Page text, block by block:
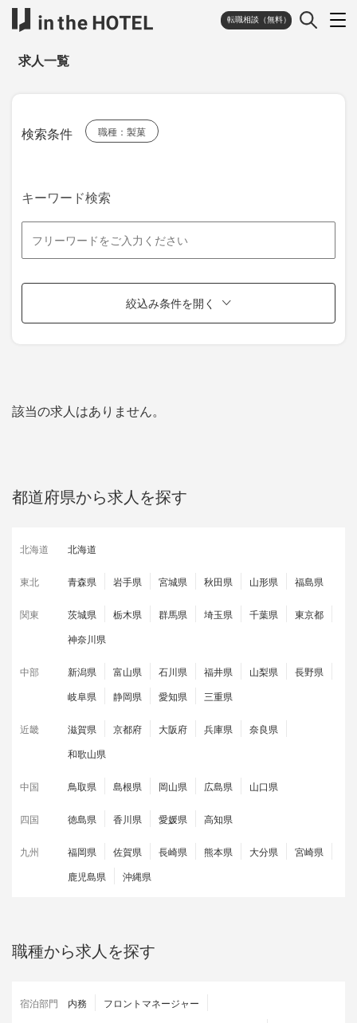
転職相談（無料）
求人一覧
検索条件 職種：製菓
キーワード検索
絞込み条件を開く
該当の求人はありません。
都道府県から求人を探す
北海道 北海道
東北 青森県 岩手県 宮城県 秋田県 山形県 福島県
関東 茨城県 栃木県 群馬県 埼玉県 千葉県
東京都
神奈川県
中部 新潟県 富山県 石川県 福井県 山梨県
長野県
岐阜県
静岡県 愛知県 三重県
近畿 滋賀県 京都府 大阪府 兵庫県
奈良県
和歌山県
中国 鳥取県 島根県 岡山県 広島県 山口県
四国 徳島県 香川県 愛媛県 高知県
九州 福岡県 佐賀県 長崎県 熊本県 大分県
宮崎県
鹿児島県
沖縄県
職種から求人を探す
宿泊部門 内務
フロントマネージャー